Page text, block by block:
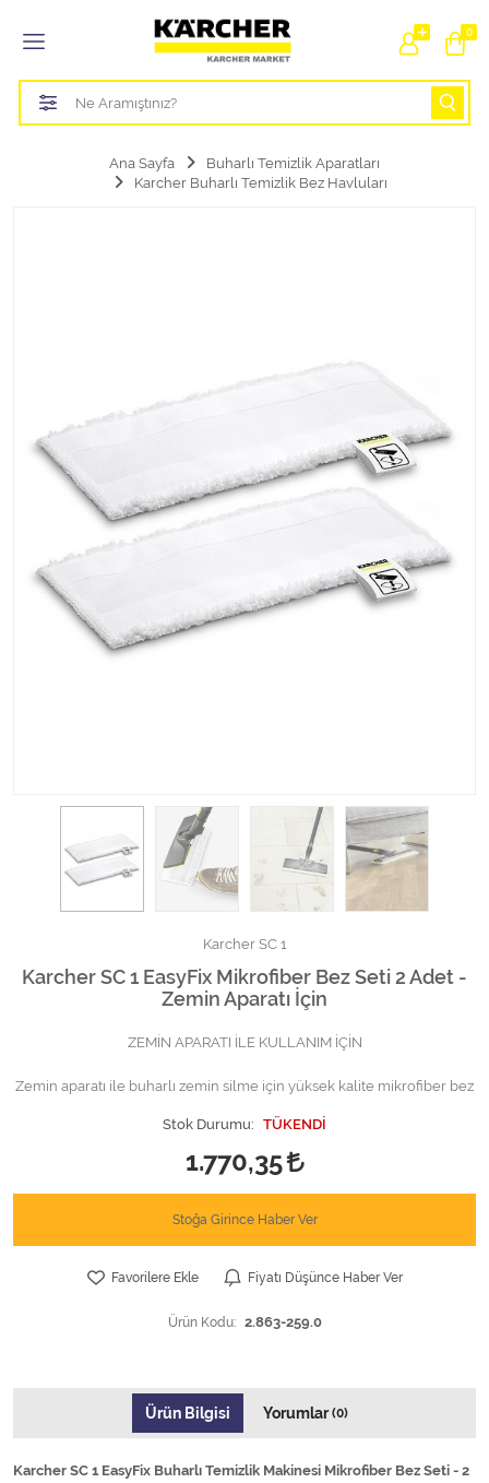
0
Tüm Kategoriler
Bahçe Sulama Ürünleri
Buharlı Temizlik Aparatları
Halı Yıkama Makine Parçaları
Zemin Temizlik Makine Parçaları
Kimyasallar Deterjanlar
Tüm Kategorileri Gör
Ana Sayfa
Buharlı Temizlik Aparatları
Karcher Buharlı Temizlik Bez Havluları
Karcher SC 1
Karcher SC 1 EasyFix Mikrofiber Bez Seti 2 Adet -
Zemin Aparatı İçin
ZEMİN APARATI İLE KULLANIM İÇİN
Zemin aparatı ile buharlı zemin silme için yüksek kalite mikrofiber bez
Stok Durumu: TÜKENDİ
1.770,35
Stoğa Girince Haber Ver
Favorilere Ekle Fiyatı Düşünce Haber Ver
Ürün Kodu: 2.863-259.0
Ürün Bilgisi Yorumlar(0)
Karcher SC 1 EasyFix Buharlı Temizlik Makinesi Mikrofiber Bez Seti - 2